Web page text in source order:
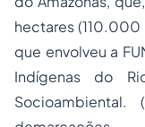
hectares (110.000
que envolveu a
Indígenas do